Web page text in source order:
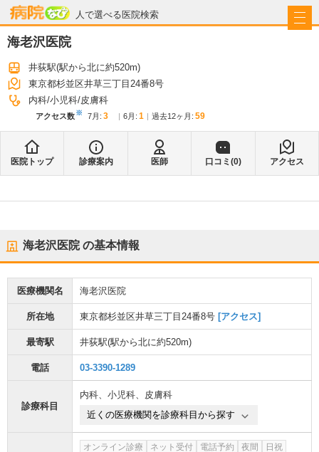
人で選べる医院検索
病院なび
海老沢医院
井荻駅(駅から北に約520m)
東京都杉並区井草三丁目24番8号
内科 小児科 皮膚科
アクセス数※ 7月 : 3 6月 : 1 過去12ヶ月: 59
医院トップ 診療案内 医師 口コミ(0) アクセス
海老沢医院の基本情報
医療機関名 海老沢医院
所在地 東京都杉並区井草三丁目24番8号 [アクセス]
最寄駅 井荻駅(駅から北に約520m)
電話 03-3390-1289
診療科目
内科、 小児科、 皮膚科
近くの医療機関を診療科目から探す
オンライン診療 ネット受付 電話予約 夜間
日祝